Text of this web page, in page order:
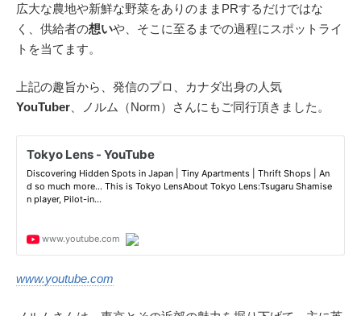
広大な農地や新鮮な野菜をありのままPRするだけではな
く、供給者の想いや、そこに至るまでの過程にスポットライ
トを当てます。
上記の趣旨から、発信のプロ、カナダ出身の人気
YouTuber 、ノルム（Norm）さんにもご同行頂きました。
www.youtube.com